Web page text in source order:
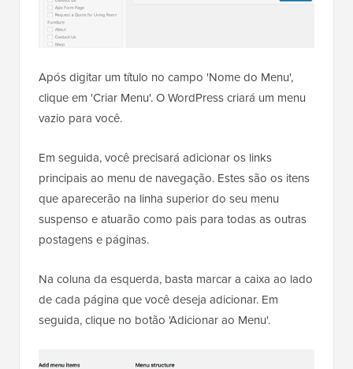
Após digitar um título no campo 'Nome do Menu',
clique em 'Criar Menu'. O WordPress criará um menu
vazio para você.
Em seguida, você precisará adicionar os links
principais ao menu de navegação. Estes são os itens
que aparecerão na linha superior do seu menu
suspenso e atuarão como pais para todas as outras
postagens e páginas.
Na coluna da esquerda, basta marcar a caixa ao lado
de cada página que você deseja adicionar. Em
seguida, clique no botão 'Adicionar ao Menu'.